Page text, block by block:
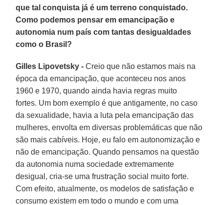
que tal conquista já é um terreno conquistado.
Como podemos pensar em emancipação e
autonomia num país com tantas desigualdades
como o Brasil?
Gilles Lipovetsky - Creio que não estamos mais na
época da emancipação, que aconteceu nos anos
1960 e 1970, quando ainda havia regras muito
fortes. Um bom exemplo é que antigamente, no caso
da sexualidade, havia a luta pela emancipação das
mulheres, envolta em diversas problemáticas que não
são mais cabíveis. Hoje, eu falo em autonomização e
não de emancipação. Quando pensamos na questão
da autonomia numa sociedade extremamente
desigual, cria-se uma frustração social muito forte.
Com efeito, atualmente, os modelos de satisfação e
consumo existem em todo o mundo e com uma